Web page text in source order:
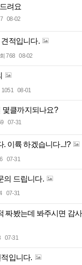
려요
08-02
적입니다.
768 08-02
1051 08-01
몇클까지되나요?
07-31
. 이륙 하겠습니다...!?
07-31
의 드립니다.
07-31
짜봤는데 봐주시면 감
07-31
입니다.